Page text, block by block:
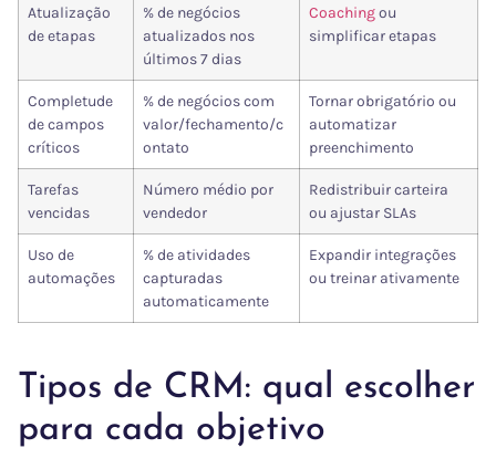
Atualização
de etapas
% de negócios
atualizados nos
últimos 7 dias
Coachingou
simplificar etapas
Completude
de campos
críticos
% de negócios com
valor/fechamento/c
ontato
Tornar obrigatório ou
automatizar
preenchimento
Tarefas
vencidas
Número médio por
vendedor
Redistribuir carteira
ou ajustar SLAs
Uso de
automações
% de atividades
capturadas
automaticamente
Expandir integrações
ou treinar ativamente
Tipos de CRM: qual escolher
para cada objetivo